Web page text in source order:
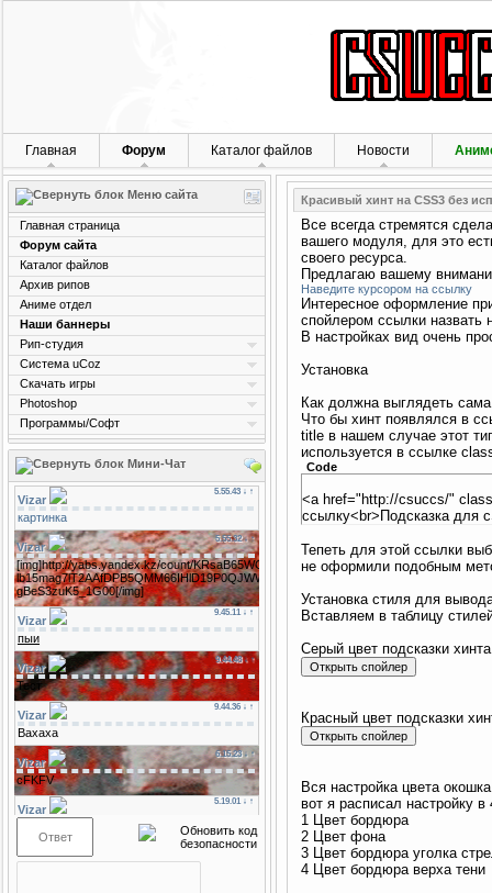
Главная Форум Каталог файлов Новости
Меню сайта
Главная страница
Форум сайта
Каталог файлов
Архив рипов
Аниме отдел
Наши баннеры
Рип-студия
Система uCoz
Скачать игры
Photoshop
Программы/Софт
Мини-Чат
Красивый хинт на CSS3 без
Все всегда стремятся
вашего модуля, для это
своего ресурса.
Предлагаю вашему
Наведите курсором на ссылку
Интересное оформление
спойлером ссылки назвать
В настройках вид очень
Установка
Как должна выглядеть
Что бы хинт появлялся в
title в нашем случае этот
используется в ссылке
Code
<a href="http://csuccs/"
ссылку<br>Подсказка для
Тепеть для этой ссылки
не оформили подобным
Установка стиля для
Вставляем в таблицу
Серый цвет подсказки хинта
Красный цвет подсказки
Вся настройка цвета
вот я расписал настройку в
1 Цвет бордюра
2 Цвет фона
3 Цвет бордюра уголка
4 Цвет бордюра верха тени